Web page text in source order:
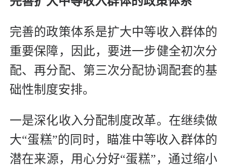
完善的政策体系是扩大中等收入群体的
重要保障，因此，要进一步健全初次分
配、再分配、第三次分配协调配套的基
础性制度安排。
一是深化收入分配制度改革。在继续做
大“蛋糕”的同时，瞄准中等收入群体的
潜在来源，用心分好“蛋糕”，通过缩小